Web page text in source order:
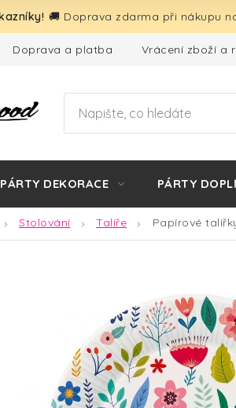
🚚 Doprava zdarma při nákupu
Doprava a platba Vrácení zboží a
PÁRTY DEKORACE PÁRTY
Stolování Talíře Papírové